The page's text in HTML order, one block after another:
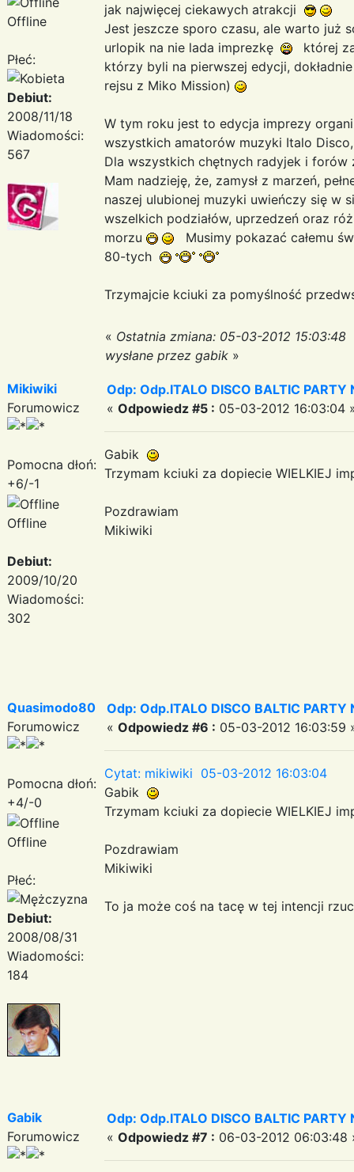
Offline
Płeć:
Debiut:
2008/11/18
Wiadomości:
567
jak najwięcej ciekawych atrakcji
Jest jeszcze sporo czasu, ale warto już
urlopik na nie lada imprezkę
której
którzy byli na pierwszej edycji,
rejsu z Miko Mission)
W tym roku jest to edycja imprezy
wszystkich amatorów muzyki Italo
Dla wszystkich chętnych radyjek i
Mam nadzieję, że, zamysł z marzeń,
naszej ulubionej muzyki uwieńczy się w
wszelkich podziałów, uprzedzeń oraz
morzu
Musimy pokazać całemu
80-tych
Trzymajcie kciuki za pomyślność
« Ostatnia zmiana: 05-03-2012 15:03:48
wysłane przez gabik »
Mikiwiki
Forumowicz
Pomocna dłoń:
+6/-1
Offline
Debiut:
2009/10/20
Wiadomości:
302
Odp: Odp.ITALO DISCO BALTIC PARTY
« Odpowiedz #5 : 05-03-2012 16:03:04
Gabik
Trzymam kciuki za dopiecie WIELKIEJ
Pozdrawiam
Mikiwiki
Quasimodo80
Forumowicz
Pomocna dłoń:
+4/-0
Offline
Płeć:
Debiut:
2008/08/31
Wiadomości:
184
Odp: Odp.ITALO DISCO BALTIC PARTY
« Odpowiedz #6 : 05-03-2012 16:03:59
Cytat: mikiwiki 05-03-2012 16:03:04
Gabik
Trzymam kciuki za dopiecie WIELKIEJ
Pozdrawiam
Mikiwiki
To ja może coś na tacę w tej intencji
Gabik
Forumowicz
Odp: Odp.ITALO DISCO BALTIC PARTY
« Odpowiedz #7 : 06-03-2012 06:03:48